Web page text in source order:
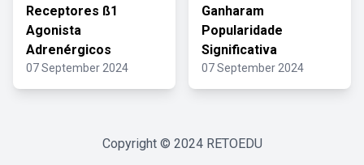
Receptores ß1
Agonista
Adrenérgicos
07 September 2024
Ganharam
Popularidade
Significativa
07 September 2024
Copyright © 2024 RETOEDU